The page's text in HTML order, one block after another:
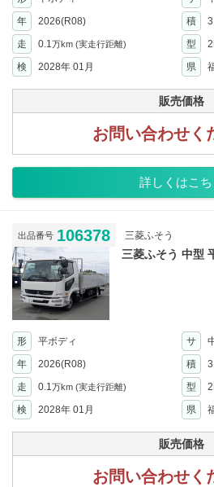
年
2026(R08) 積
走 0.1万km (実走行距離) 型
検
2028年 01月 県
販売価格
お問い合わせく
詳しくはこち
出品番号 106378 三菱ふそう
三菱ふそう 中型
形 平ボディ サ
年
2026(R08) 積
走 0.1万km (実走行距離) 型
検
2028年 01月 県
販売価格
お問い合わせく